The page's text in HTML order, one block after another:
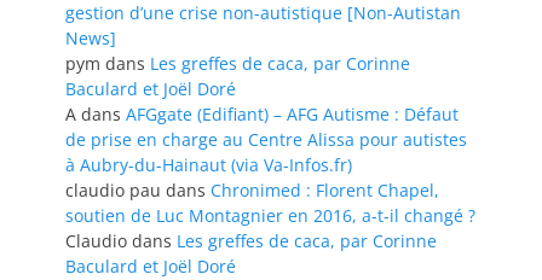
gestion d’une crise non-autistique [Non-Autistan
News]
pym dans Les greffes de caca, par Corinne
Baculard et Joël Doré
A dans AFGgate (Edifiant) – AFG Autisme : Défaut
de prise en charge au Centre Alissa pour autistes
à Aubry-du-Hainaut (via Va-Infos.fr)
claudio pau dans Chronimed : Florent Chapel,
soutien de Luc Montagnier en 2016, a-t-il changé ?
Claudio dans Les greffes de caca, par Corinne
Baculard et Joël Doré